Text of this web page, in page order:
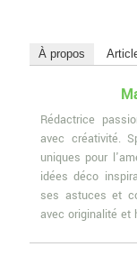
À propos
Rédactrice
avec créativité.
uniques pour
idées déco
ses astuces et
avec originalité et